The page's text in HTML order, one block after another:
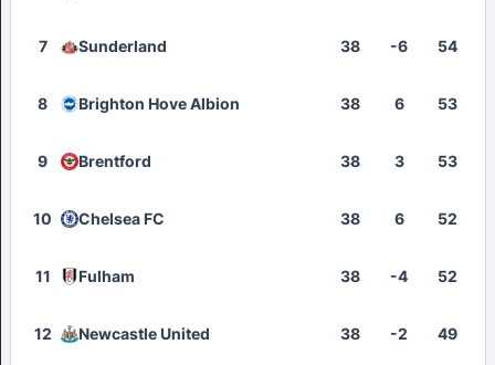
7 Sunderland 38 -6 54
8 Brighton Hove Albion 38 6 53
9 Brentford 38 3 53
10 Chelsea FC 38 6 52
11 Fulham 38 -4 52
12 Newcastle United 38 -2 49